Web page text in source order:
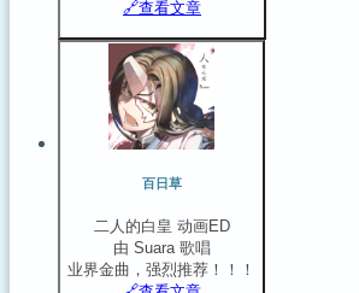
🔗️查看文章
百日草
二人的白皇 动画ED
由 Suara 歌唱
业界金曲，强烈推荐！！！